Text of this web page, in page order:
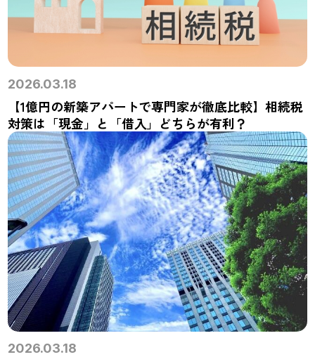
2026.03.18
【1億円の新築アパートで専門家が徹底比較】相続税
対策は「現金」と「借入」どちらが有利？
2026.03.18